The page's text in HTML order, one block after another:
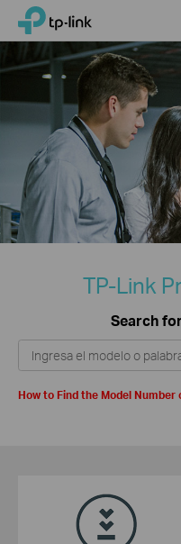
Click
the
TP-Link, Reliably Smart
TP-Link
Search
How to Find the Model Number